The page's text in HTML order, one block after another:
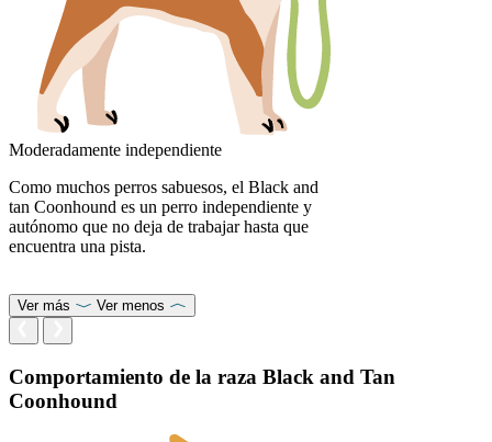
Moderadamente independiente
Como muchos perros sabuesos, el Black and
tan Coonhound es un perro independiente y
autónomo que no deja de trabajar hasta que
encuentra una pista.
Ver más Ver menos
Comportamiento de la raza Black and Tan
Coonhound